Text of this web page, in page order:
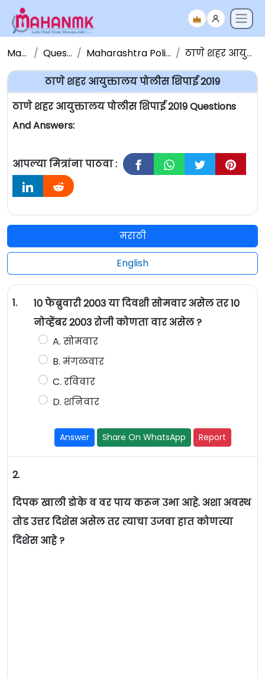
Maha NMK Question Papers Maharashtra Police Bharati Question Paper ठाणे शहर आयुक्तालय पोलीस शिपाई 2019
ठाणे शहर आयुक्तालय पोलीस शिपाई 2019
ठाणे शहर आयुक्तालय पोलीस शिपाई 2019 Questions
And Answers:
आपल्या मित्रांना पाठवा :
मराठी
English
1.
10 फेब्रुवारी 2003 या दिवशी सोमवार असेल तर 10
नोव्हेंबर 2003 रोजी कोणता वार असेल ?
A. सोमवार
B. मंगळवार
C. रविवार
D. शनिवार
Answer Share On WhatsApp Report
2.
दिपक खाली डोके व वर पाय करून उभा आहे. अशा अवस्थ
तोड उत्तर दिशेस असेल तर त्याचा उजवा हात कोणत्या
दिशेस आहे ?